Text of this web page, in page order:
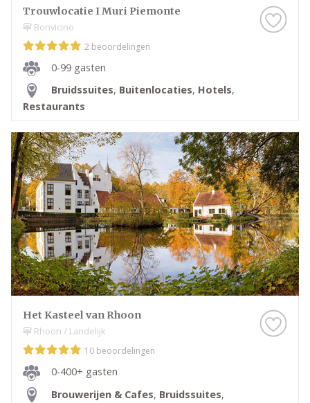
Trouwlocatie I Muri Piemonte
Bonvicino
2 beoordelingen
0-99 gasten
Bruidssuites, Buitenlocaties, Hotels,
Restaurants
Het Kasteel van Rhoon
Rhoon / Landelijk
10 beoordelingen
0-400+ gasten
Brouwerijen & Cafes, Bruidssuites,